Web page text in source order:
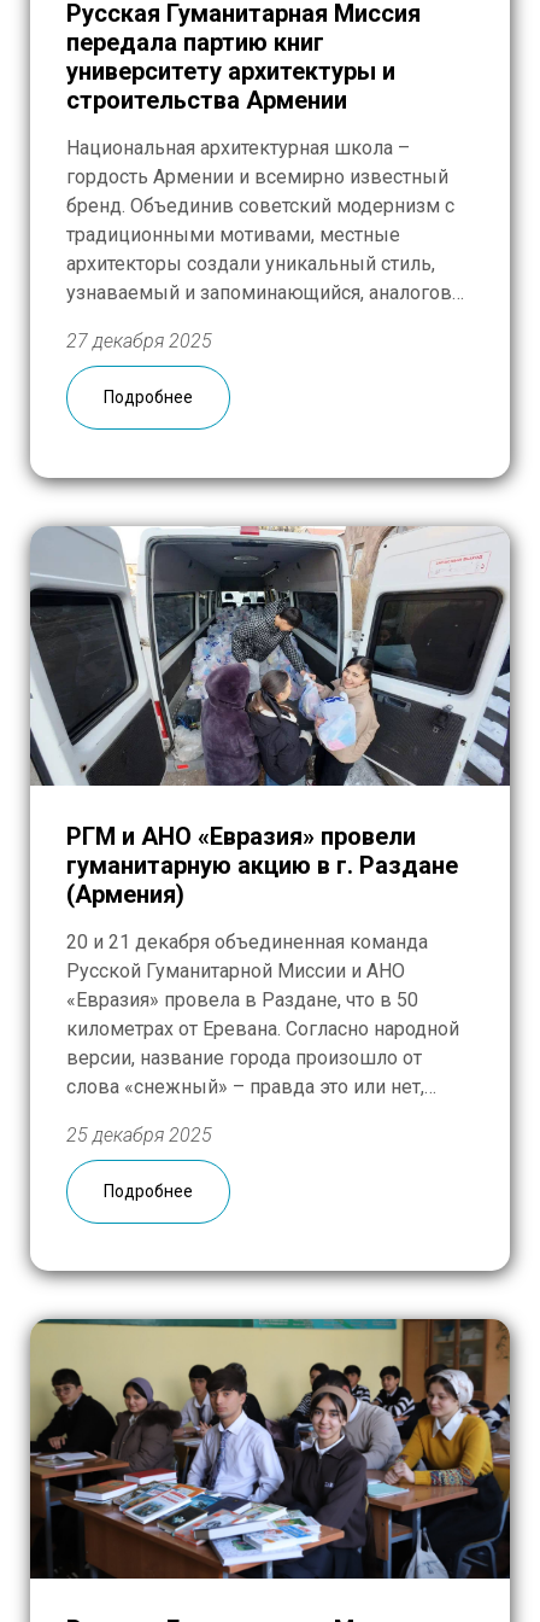
Русская Гуманитарная Миссия
передала партию книг
университету архитектуры и
строительства Армении
Национальная архитектурная школа –
гордость Армении и всемирно известный
бренд. Объединив советский модернизм с
традиционными мотивами, местные
архитекторы создали уникальный стиль,
узнаваемый и запоминающийся, аналогов
аэропорта Звартноц в Ереване, дворец
культуры Мецамора, футуристический дом
творчества Союза писателей на Севане,
27 декабря 2025
Подробнее
РГМ и АНО «Евразия» провели
гуманитарную акцию в г. Раздане
(Армения)
20 и 21 декабря объединенная команда
Русской Гуманитарной Миссии и АНО
«Евразия» провела в Раздане, что в 50
километрах от Еревана. Согласно народной
версии, название города произошло от
слова «снежный» – правда это или нет,
его именно таким. Несмотря на прохладную
погоду, в пункте выдачи было многолюдно:
за два […]
25 декабря 2025
Подробнее